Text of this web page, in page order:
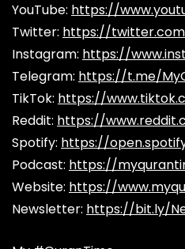
YouTube: https://
Twitter: https://
Instagram: https://
Telegram: https://t.me/
TikTok: https://
Reddit: https://
Spotify: https://
Podcast: https://
Website: https://
Newsletter: https://bit.ly/